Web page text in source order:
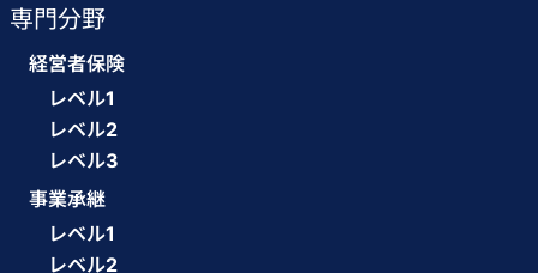
専門分野
経営者保険
レベル1
レベル2
レベル3
事業承継
レベル1
レベル2